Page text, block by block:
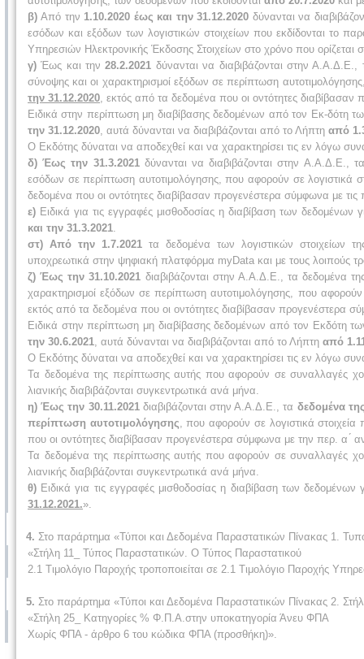
β)Από την 1.10.2020 έως και την 31.12.2020 δύνανται να
εσόδων και εξόδων των λογιστικών στοιχείων που εκδίδονται το
Υπηρεσιών Ηλεκτρονικής Έκδοσης Στοιχείων στο χρόνο που ορίζεται
γ) Έως και την28.2.2021 δύνανται να διαβιβάζονται στην
σύνοψης και οι χαρακτηρισμοί εξόδων σε περίπτωση
την 31.12.2020 , εκτός από τα δεδομένα που οι οντότητες
Ειδικά στην περίπτωση μη διαβίβασης δεδομένων από τον Εκ-δότη
την 31.12.2020 , αυτά δύνανται να διαβιβάζονται από το Λήπτη από
Ο Εκδότης δύναται να αποδεχθεί και να χαρακτηρίσει τις εν λόγω
δ) Έως την 31.3.2021δύνανται να διαβιβάζονται στην Α.Α.Δ.Ε.,
εσόδων σε περίπτωση αυτοτιμολόγησης, που αφορούν σε λογιστικά
δεδομένα που οι οντότητες διαβίβασαν προγενέστερα σύμφωνα με
ε) Ειδικά για τις εγγραφές μισθοδοσίας η διαβίβαση των δεδομένων
και την 31.3.2021
στ) Από την 1.7.2021 τα δεδομένα των λογιστικών στοιχείων
υποχρεωτικά στην ψηφιακή πλατφόρμα myData και με τους λοιπούς
ζ) Έως την 31.10.2021 διαβιβάζονται στην Α.Α.Δ.Ε., τα δεδομένα
χαρακτηρισμοί εξόδων σε περίπτωση αυτοτιμολόγησης, που
εκτός από τα δεδομένα που οι οντότητες διαβίβασαν προγενέστερα
Ειδικά στην περίπτωση μη διαβίβασης δεδομένων από τον Εκδότη
την 30.6.2021 , αυτά δύνανται να διαβιβάζονται από το Λήπτη από
Ο Εκδότης δύναται να αποδεχθεί και να χαρακτηρίσει τις εν λόγω
Τα δεδομένα της περίπτωσης αυτής που αφορούν σε συναλλαγές
λιανικής διαβιβάζονται συγκεντρωτικά ανά μήνα.
η) Έως την 30.11.2021διαβιβάζονται στην Α.Α.Δ.Ε., τα δεδομένα
περίπτωση αυτοτιμολόγησης , που αφορούν σε λογιστικά
που οι οντότητες διαβίβασαν προγενέστερα σύμφωνα με την περ. α
Τα δεδομένα της περίπτωσης αυτής που αφορούν σε συναλλαγές
λιανικής διαβιβάζονται συγκεντρωτικά ανά μήνα.
θ) Ειδικά για τις εγγραφές μισθοδοσίας η διαβίβαση των δεδομένων
31.12.2021.».
4. Στο παράρτημα «Τύποι και Δεδομένα Παραστατικών Πίνακας 1.
«Στήλη 11_ Τύπος Παραστατικών. Ο Τύπος Παραστατικού
2.1 Τιμολόγιο Παροχής τροποποιείται σε 2.1 Τιμολόγιο Παροχής
5. Στο παράρτημα «Τύποι και Δεδομένα Παραστατικών Πίνακας 2.
«Στήλη 25_ Κατηγορίες % Φ.Π.Α.στην υποκατηγορία Άνευ ΦΠΑ
Χωρίς ΦΠΑ - άρθρο 6 του κώδικα ΦΠΑ (προσθήκη)».